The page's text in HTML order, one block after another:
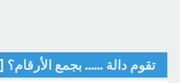
تقوم دالة ...... بجمع الأرقام؟